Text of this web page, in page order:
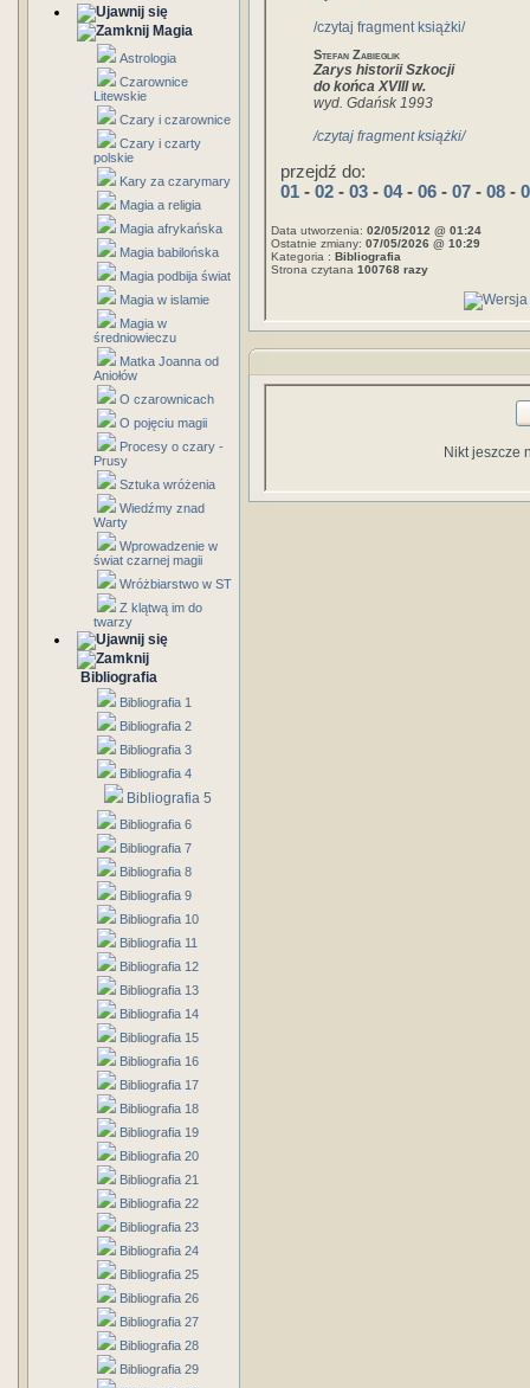
Magia
Astrologia
Czarownice
Litewskie
Czary i czarownice
Czary i czarty
polskie
Kary za czarymary
Magia a religia
Magia afrykańska
Magia babilońska
Magia podbija świat
Magia w islamie
Magia w
średniowieczu
Matka Joanna od
Aniołów
O czarownicach
O pojęciu magii
Procesy o czary -
Prusy
Sztuka wróżenia
Wiedźmy znad
Warty
Wprowadzenie w
świat czarnej magii
Wróżbiarstwo w ST
Z klątwą im do
twarzy
Bibliografia
Bibliografia 1
Bibliografia 2
Bibliografia 3
Bibliografia 4
Bibliografia 5
Bibliografia 6
Bibliografia 7
Bibliografia 8
Bibliografia 9
Bibliografia 10
Bibliografia 11
Bibliografia 12
Bibliografia 13
Bibliografia 14
Bibliografia 15
Bibliografia 16
Bibliografia 17
Bibliografia 18
Bibliografia 19
Bibliografia 20
Bibliografia 21
Bibliografia 22
Bibliografia 23
Bibliografia 24
Bibliografia 25
Bibliografia 26
Bibliografia 27
Bibliografia 28
Bibliografia 29
/czytaj fragment książki/
Stefan Zabieglik
Zarys historii Szkocji
do końca XVIII w.
wyd. Gdańsk 1993
/czytaj fragment książki/
przejdź do:
01 - 02 - 03 - 04- 06 - 07 - 08 -
Data utworzenia: 02/05/2012 @ 01:24
Ostatnie zmiany: 07/05/2026 @ 10:29
Kategoria : Bibliografia
Strona czytana 100768 razy
Nikt jeszcze